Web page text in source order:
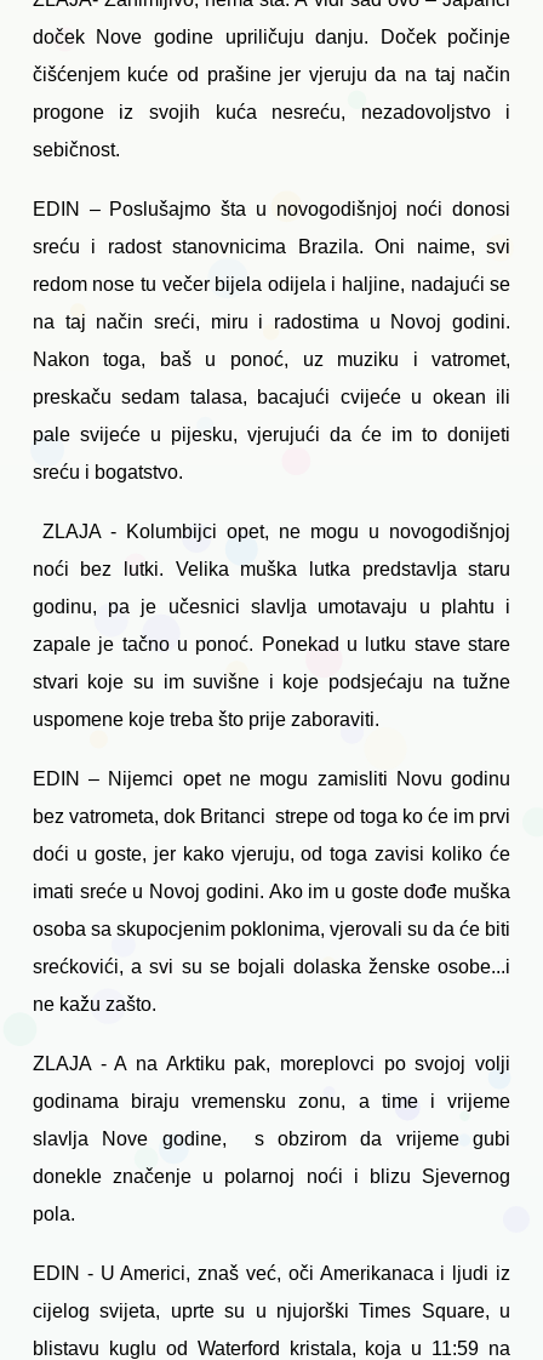
doček Nove godine upriličuju danju. Doček počinje
čišćenjem kuće od prašine jer vjeruju da na taj način
progone iz svojih kuća nesreću, nezadovoljstvo i
sebičnost.
EDIN – Poslušajmo šta u novogodišnjoj noći donosi
sreću i radost stanovnicima Brazila. Oni naime, svi
redom nose tu večer bijela odijela i haljine, nadajući se
na taj način sreći, miru i radostima u Novoj godini.
Nakon toga, baš u ponoć, uz muziku i vatromet,
preskaču sedam talasa, bacajući cvijeće u okean ili
pale svijeće u pijesku, vjerujući da će im to donijeti
sreću i bogatstvo.
ZLAJA - Kolumbijci opet, ne mogu u novogodišnjoj
noći bez lutki. Velika muška lutka predstavlja staru
godinu, pa je učesnici slavlja umotavaju u plahtu i
zapale je tačno u ponoć. Ponekad u lutku stave stare
stvari koje su im suvišne i koje podsjećaju na tužne
uspomene koje treba što prije zaboraviti.
EDIN – Nijemci opet ne mogu zamisliti Novu godinu
bez vatrometa, dok Britanci strepe od toga ko će im prvi
doći u goste, jer kako vjeruju, od toga zavisi koliko će
imati sreće u Novoj godini. Ako im u goste dođe muška
osoba sa skupocjenim poklonima, vjerovali su da će biti
srećkovići, a svi su se bojali dolaska ženske osobe...i
ne kažu zašto.
ZLAJA - A na Arktiku pak, moreplovci po svojoj volji
godinama biraju vremensku zonu, a time i vrijeme
slavlja Nove godine, s obzirom da vrijeme gubi
donekle značenje u polarnoj noći i blizu Sjevernog
pola.
EDIN - U Americi, znaš već, oči Amerikanaca i ljudi iz
cijelog svijeta, uprte su u njujorški Times Square, u
blistavu kuglu od Waterford kristala, koja u 11:59 na